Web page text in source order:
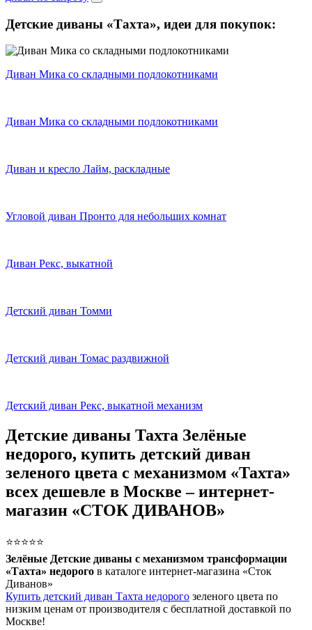
Детские диваны «Тахта», идеи для покупок:
Диван Мика со складными подлокотниками
Диван Мика со складными подлокотниками
Диван и кресло Лайм, раскладные
Угловой диван Пронто для небольших комнат
Диван Рекс, выкатной
Детский диван Томми
Детский диван Томас раздвижной
Детский диван Рекс, выкатной механизм
Детские диваны Тахта Зелёные
недорого, купить детский диван
зеленого цвета с механизмом «Тахта»
всех дешевле в Москве – интернет-
магазин «СТОК ДИВАНОВ»
⭐⭐⭐⭐⭐
Зелёные Детские диваны с механизмом трансформации
«Тахта» недорого в каталоге интернет-магазина «Сток
Диванов»
Купить детский диван Тахта недорого зеленого цвета по
низким ценам от производителя с бесплатной доставкой по
Москве!